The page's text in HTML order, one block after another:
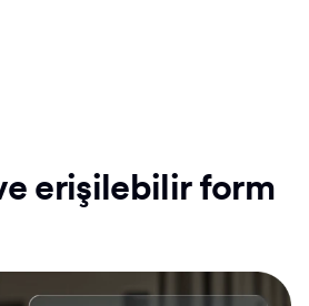
erişilebilir form